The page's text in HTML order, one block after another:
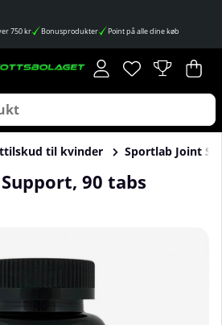
750 kr Bonusprodukter Point på alle dine køb
Ønskeliste
Antal på
. .
til kvinder Sportlab Joint
90 tabs
Joint Support, 90 tabs